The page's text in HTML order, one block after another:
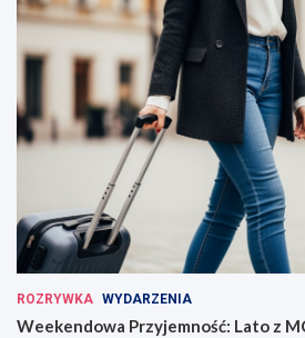
ROZRYWKA WYDARZENIA
Weekendowa Przyjemność: Lato z